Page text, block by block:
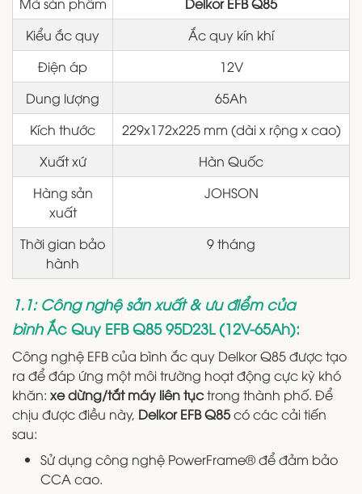
Kiểu ắc quy
Ắc quy kín khí
Điện áp
12V
Dung lượng
65Ah
Kích thước
229x172x225 mm (dài x rộng x cao)
Xuất xứ
Hàn Quốc
Hàng sản
xuất
JOHSON
Thời gian bảo
hành
9 tháng
1.1: Công nghệ sản xuất & ưu điểm của
bìnhẮc Quy EFB Q85 95D23L (12V-65Ah):
Công nghệ EFB của bình ắc quy Delkor Q85 được tạo
ra để đáp ứng một môi trường hoạt động cực kỳ khó
khăn: xe dừng/tắt máy liên tụctrong thành phố. Để
chịu được điều này, Delkor EFB Q85có các cải tiến
sau:
Sử dụng công nghệ PowerFrame® để đảm bảo
CCA cao.